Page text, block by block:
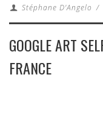
Stéphane D'Angelo /
GOOGLE ART
FRANCE